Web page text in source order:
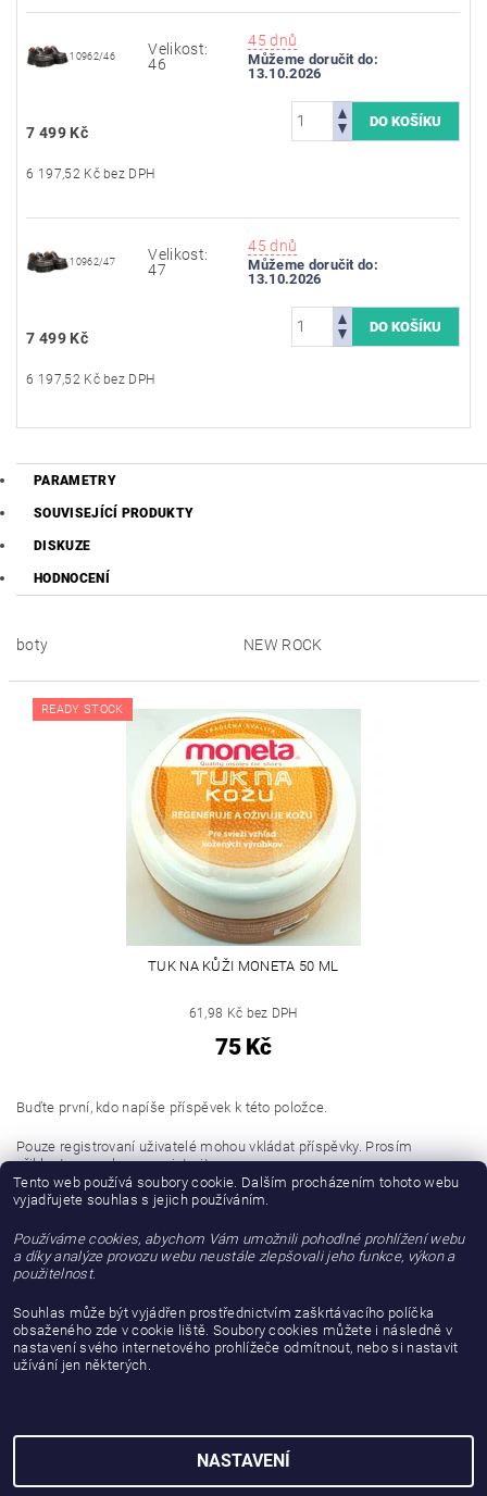
10962/46
Velikost:
46
45 dnů
Můžeme doručit do:
13.10.2026
7 499 Kč
6 197,52 Kč bez DPH
10962/47
Velikost:
47
45 dnů
Můžeme doručit do:
13.10.2026
7 499 Kč
6 197,52 Kč bez DPH
PARAMETRY
SOUVISEJÍCÍ PRODUKTY
DISKUZE
HODNOCENÍ
boty NEW ROCK
READY STOCK
TUK NA KŮŽI MONETA 50 ML
61,98 Kč bez DPH
75 Kč
Buďte první, kdo napíše příspěvek k této položce.
Pouze registrovaní uživatelé mohou vkládat příspěvky. Prosím
přihlaste senebo seregistrujte.
Buďte první, kdo napíše příspěvek k této položce.
Přidat hodnocení
2026 © gattanera.com, všechna práva vyhrazena
Tento web používá soubory cookie. Dalším procházením tohoto webu
vyjadřujete souhlas s jejich používáním.
Používáme cookies, abychom Vám umožnili pohodlné prohlížení webu
a díky analýze provozu webu neustále zlepšovali jeho funkce, výkon a
použitelnost.
Souhlas může být vyjádřen prostřednictvím zaškrtávacího políčka
obsaženého zde v cookie liště. Soubory cookies můžete i následně v
nastavení svého internetového prohlížeče odmítnout, nebo si nastavit
užívání jen některých.
NASTAVENÍ